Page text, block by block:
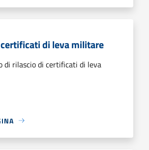
di leva militare
di rilascio di certificati di leva